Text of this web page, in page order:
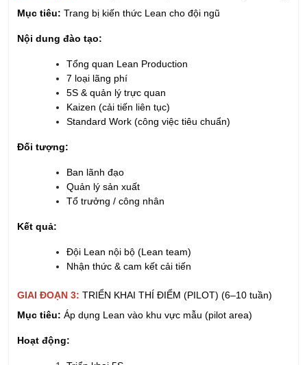
Mục tiêu: Trang bị kiến thức Lean cho đội ngũ
Nội dung đào tạo:
Tổng quan Lean Production
7 loại lãng phí
5S & quản lý trực quan
Kaizen (cải tiến liên tục)
Standard Work (công việc tiêu chuẩn)
Đối tượng:
Ban lãnh đạo
Quản lý sản xuất
Tổ trưởng / công nhân
Kết quả:
Đội Lean nội bộ (Lean team)
Nhận thức & cam kết cải tiến
GIAI ĐOẠN 3: TRIỂN KHAI THÍ ĐIỂM (PILOT) (6–10 tuần)
Mục tiêu: Áp dụng Lean vào khu vực mẫu (pilot area)
Hoạt động: